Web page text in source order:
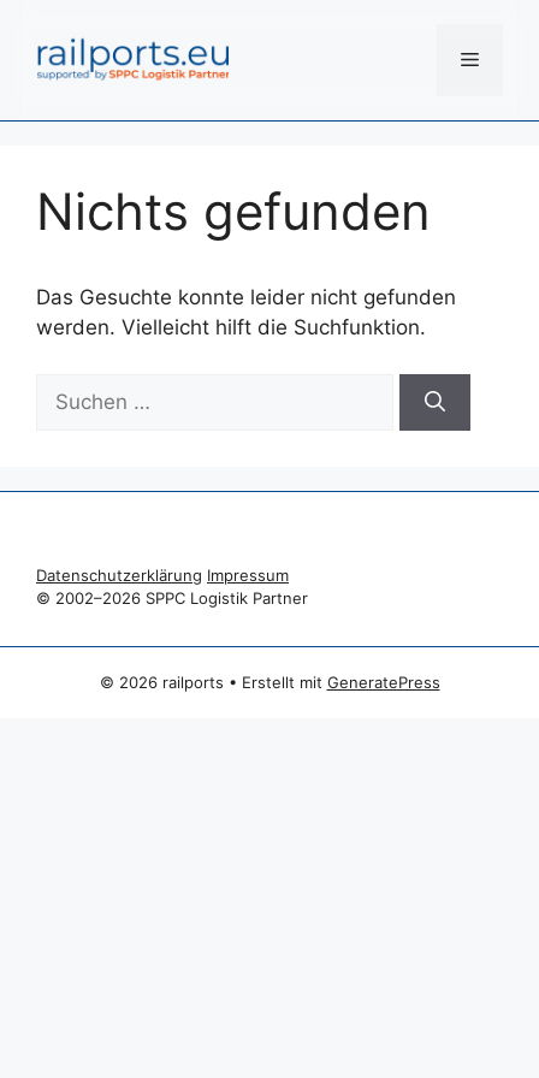
Inhalt
springen
Menü
Nichts gefunden
Das Gesuchte konnte leider nicht gefunden
werden. Vielleicht hilft die Suchfunktion.
nach:
Datenschutzerklärung Impressum
© 2002–2026 SPPC Logistik Partner
© 2026 railports • Erstellt mit GeneratePress